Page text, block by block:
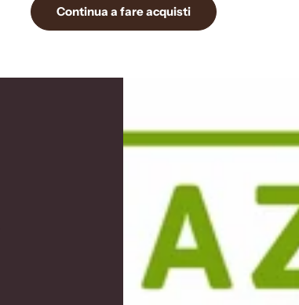
Continua a fare acquisti